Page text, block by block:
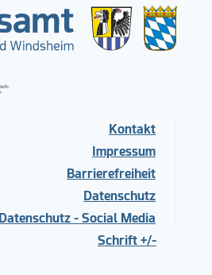
Kontakt
Impressum
Barrierefreiheit
Datenschutz
Datenschutz - Social Media
Schrift +/-